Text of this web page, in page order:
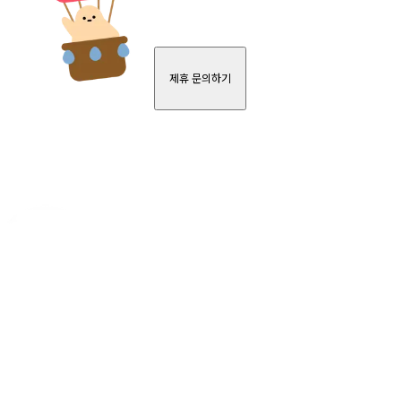
제휴 문의하기